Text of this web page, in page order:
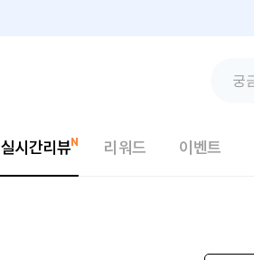
실시간리뷰 리워드 이벤트